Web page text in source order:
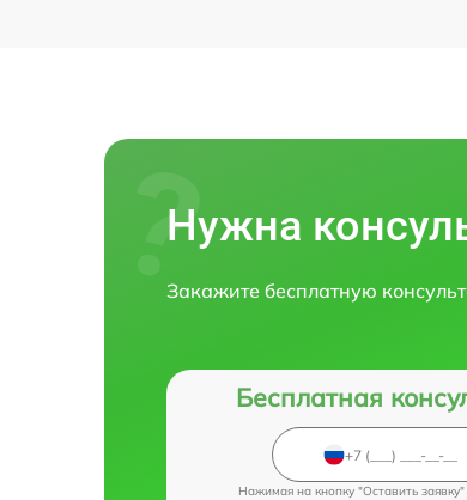
Нужна
Закажите бесплатную
Бесплатная
Нажимая на кнопку "Оставить